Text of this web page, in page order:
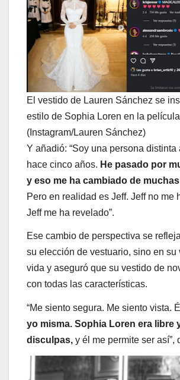
El vestido de Lauren Sánchez se
estilo de Sophia Loren en la
(Instagram/Lauren Sánchez)
Y añadió: “Soy una persona distinta
hace cinco años. He pasado por
y eso me ha cambiado de
Pero en realidad es Jeff. Jeff no me
Jeff me ha revelado”.
Ese cambio de perspectiva se
su elección de vestuario, sino en su
vida y aseguró que su vestido de
con todas las características.
“Me siento segura. Me siento vista. Él
yo misma. Sophia Loren era libre
disculpas, y él me permite ser así”,